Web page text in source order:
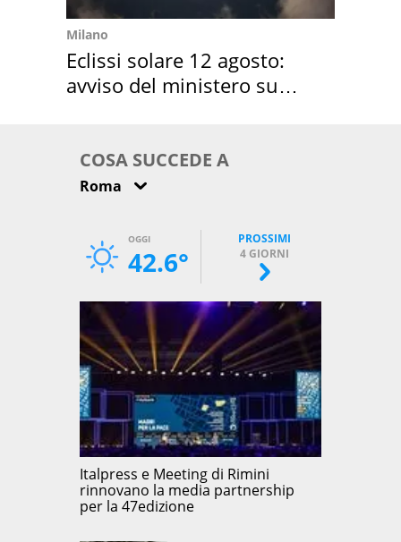
Milano
Eclissi solare 12 agosto:
avviso del ministero su